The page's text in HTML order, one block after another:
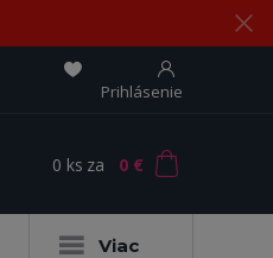
Prihlásenie
0 ks za 0 €
Viac